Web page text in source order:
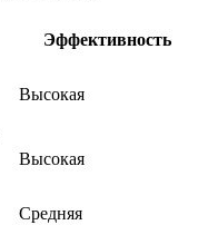
Эффективность
Высокая
Высокая
Средняя